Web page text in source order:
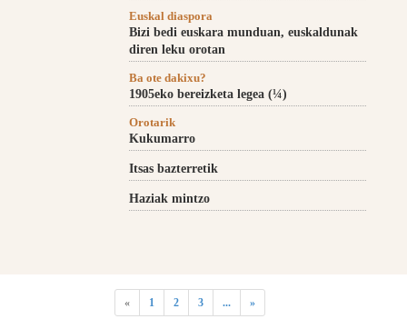
Euskal diaspora
Bizi bedi euskara munduan, euskaldunak
diren leku orotan
Ba ote dakixu?
1905eko bereizketa legea (¼)
Orotarik
Kukumarro
Itsas bazterretik
Haziak mintzo
« 1 2 3 ... »